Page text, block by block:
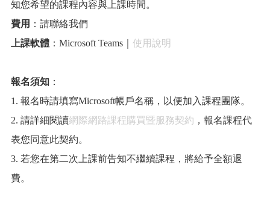
知您希望的課程內容與上課時間。
費用 ：請聯絡我們
上課軟體：Microsoft Teams｜ 使用說明
報名須知：
1. 報名時請填寫Microsoft帳戶名稱，以便加入課程團隊。
2. 請詳細閱讀網際網路課程購買暨服務契約 ，報名課程代
表您同意此契約。
3. 若您在第二次上課前告知不繼續課程，將給予全額退
費。